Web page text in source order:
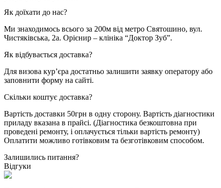
Як доїхати до нас?
Ми знаходимось всього за 200м від метро Святошино, вул.
Чистяківська, 2а. Орієнир – клініка “Доктор Зуб”.
Як відбувається доставка?
Для визова кур’єра достатньо залишити заявку оператору або
заповнити форму на сайті.
Cкільки коштує доставка?
Вартість доставки 50грн в одну сторону. Вартість діагностики
приладу вказана в прайсі. (Діагностика безкоштовна при
проведені ремонту, і оплачується тільки вартість ремонту)
Оплатити можливо готівковим та безготівковим способом.
Залишились питання?
Відгуки